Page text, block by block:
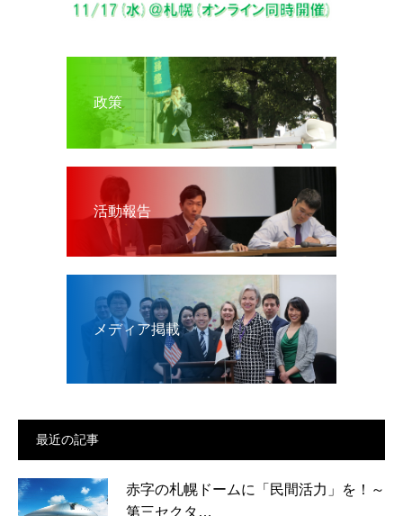
政策
活動報告
メディア掲載
最近の記事
赤字の札幌ドームに「民間活力」を！～
第三セクタ…